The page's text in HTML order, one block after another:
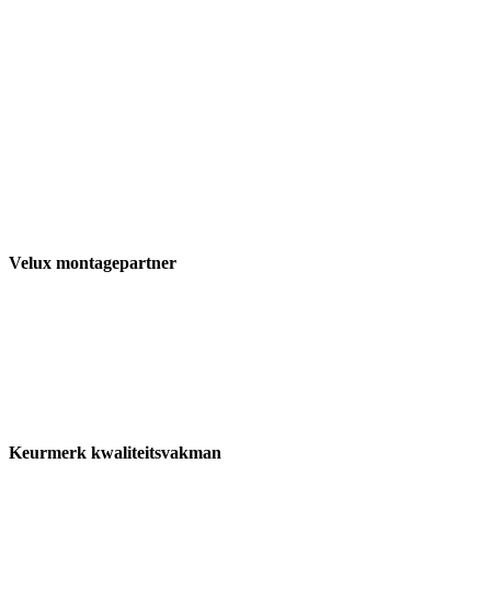
Velux montagepartner
Keurmerk kwaliteitsvakman